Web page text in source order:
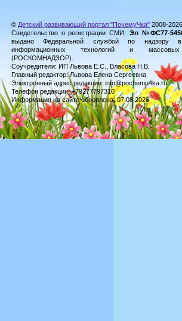
© Детский развивающий портал "ПочемуЧка" 2008-2026
Свидетельство о регистрации СМИ: Эл №ФС77-
выдано Федеральной службой по надзору
информационных технологий и массовых
(РОСКОМНАДЗОР).
Соучредители: ИП Львова Е.С., Власова Н.В.
Главный редактор: Львова Елена Сергеевна
Электронный адрес редакции: info@pochemu4ka.ru
Телефон редакции: +79277797310
Информация на сайте обновлена: 07.08.2026